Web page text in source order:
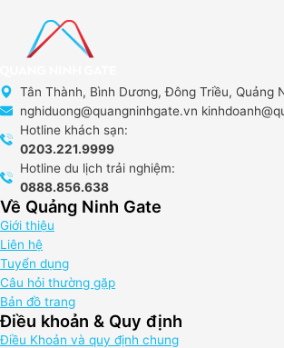
Tân Thành, Bình Dương, Đông Triều, Quảng
nghiduong@quangninhgate.vn
Hotline khách sạn:
0203.221.9999
Hotline du lịch trải nghiệm:
0888.856.638
Về Quảng Ninh Gate
Giới thiệu
Liên hệ
Tuyển dụng
Câu hỏi thường gặp
Bản đồ trang
Điều khoản & Quy định
Điều Khoản và quy định chung